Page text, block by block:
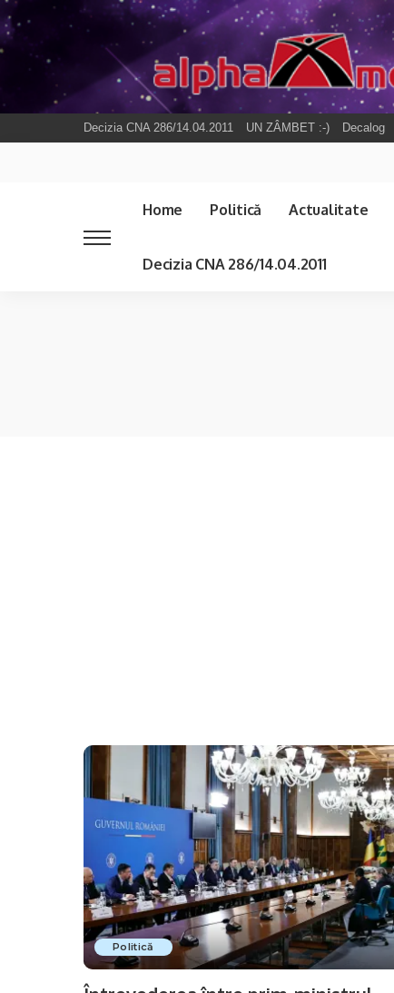
Decizia CNA 286/14.04.2011 UN ZÂMBET :-) Decalog
Home Politică Actualitate
Decizia CNA 286/14.04.2011
Politică